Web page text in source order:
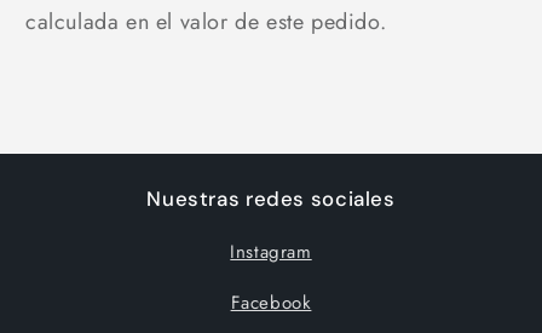
calculada en el valor de este pedido.
Nuestras redes sociales
Instagram
Facebook